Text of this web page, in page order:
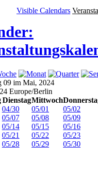
Visible Calendars
09 im Mai, 2024
Europe/Berlin
DienstagMittwoch
04/30 05/01
05/02
05/07 05/08
05/09
05/14 05/15
05/16
05/21 05/22
05/23
05/28 05/29 05/30